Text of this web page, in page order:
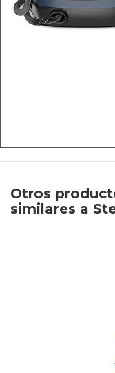
Otros
similares a